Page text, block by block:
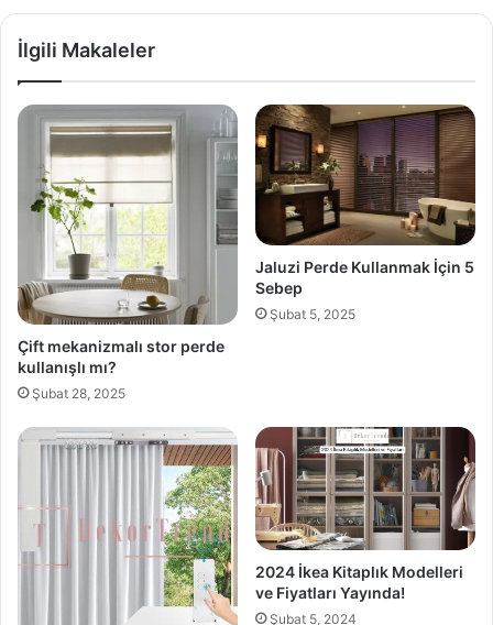
İlgili Makaleler
Çift mekanizmalı stor perde
kullanışlı mı?
Şubat 28, 2025
Jaluzi Perde Kullanmak İçin 5
Sebep
Şubat 5, 2025
2024 İkea Kitaplık Modelleri
ve Fiyatları Yayında!
Şubat 5, 2024